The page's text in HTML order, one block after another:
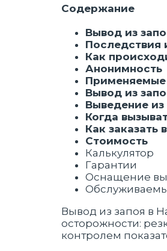
Содержание
Вывод из
Последствия
Как
Анонимность
Применяемые
Вывод из
Выведение из
Когда
Как
Стоимость
Калькулятор
Гарантии
Оснащение
Вывод из запоя в
осторожности:
контролем